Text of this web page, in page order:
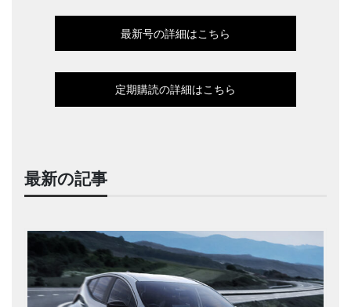
最新号の詳細はこちら
定期購読の詳細はこちら
最新の記事